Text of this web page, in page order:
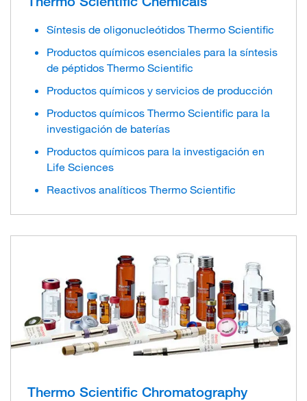
Síntesis de oligonucleótidos Thermo Scientific
Productos químicos esenciales para la síntesis
de péptidos Thermo Scientific
Productos químicos y servicios de producción
Productos químicos Thermo Scientific para la
investigación de baterías
Productos químicos para la investigación en
Life Sciences
Reactivos analíticos Thermo Scientific
Thermo Scientific Chromatography